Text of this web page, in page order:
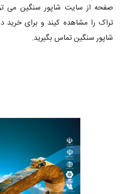
صفحه از سایت شاپور سنگین می
تراک را مشاهده کیند و برای خرید
شاپور سنگین تماس بگیرید.